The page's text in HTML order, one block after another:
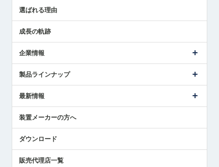
解決策提案
選ばれる理由
成長の軌跡
企業情報
ごあいさつ
受賞履歴
採用情報
国/地域/言語
製品ラインナップ
ツールセッタ製品
エアマイクロセンサ製品
最新情報
メトロールの技術
社員ブログ
中小企業のBCP地震対策
装置メーカーの方へ
ダウンロード
販売代理店一覧